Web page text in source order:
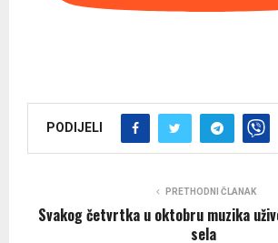
PODIJELI
PRETHODNI ČLANAK
Svakog četvrtka u oktobru muzika
sela